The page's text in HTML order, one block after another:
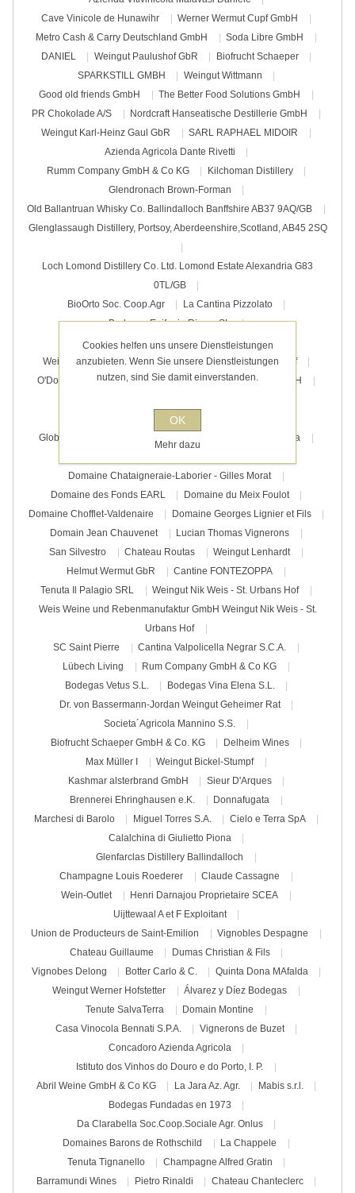
Cave Vinicole de Hunawihr
Werner Wermut Cupf GmbH
Metro Cash & Carry Deutschland GmbH
Soda Libre GmbH
DANIEL
Weingut Paulushof GbR
Biofrucht Schaeper
SPARKSTILL GMBH
Weingut Wittmann
Good old friends GmbH
The Better Food Solutions GmbH
PR Chokolade A/S
Nordcraft Hanseatische Destillerie GmbH
Weingut Karl-Heinz Gaul GbR
SARL RAPHAEL MIDOIR
Azienda Agricola Dante Rivetti
Rumm Company GmbH & Co KG
Kilchoman Distillery
Glendronach Brown-Forman
Old Ballantruan Whisky Co. Ballindalloch Banffshire AB37 9AQ/GB
Glenglassaugh Distillery, Portsoy, Aberdeenshire,Scotland, AB45 2SQ
Loch Lomond Distillery Co. Ltd. Lomond Estate Alexandria G83
0TL/GB
BioOrto Soc. Coop.Agr
La Cantina Pizzolato
Bodegas Epifanio Rivera SL
Schittler Becker "Vereinigte Weingüter" GbR
Weingut Wagner-Stempel
Weingut Korrell Johanneshof
O'Donnell Moonshine GmbH
Von Winning Weingut GmbH
Piekfeine Brände e.K. - Birgitta Rust
Global Premium Brands S.A.
Quinta da Lixa. Acricola Lda
Domaine Chataigneraie-Laborier - Gilles Morat
Domaine des Fonds EARL
Domaine du Meix Foulot
Domaine Chofflet-Valdenaire
Domaine Georges Lignier et Fils
Domain Jean Chauvenet
Lucian Thomas Vignerons
San Silvestro
Chateau Routas
Weingut Lenhardt
Helmut Wermut GbR
Cantine FONTEZOPPA
Tenuta Il Palagio SRL
Weingut Nik Weis - St. Urbans Hof
Weis Weine und Rebenmanufaktur GmbH Weingut Nik Weis - St.
Urbans Hof
SC Saint Pierre
Cantina Valpolicella Negrar S.C.A.
Lübech Living
Rum Company GmbH & Co KG
Bodegas Vetus S.L.
Bodegas Vina Elena S.L.
Dr. von Bassermann-Jordan Weingut Geheimer Rat
Societa´Agricola Mannino S.S.
Biofrucht Schaeper GmbH & Co. KG
Delheim Wines
Max Müller I
Weingut Bickel-Stumpf
Kashmar alsterbrand GmbH
Sieur D'Arques
Brennerei Ehringhausen e.K.
Donnafugata
Marchesi di Barolo
Miguel Torres S.A.
Cielo e Terra SpA
Calalchina di Giulietto Piona
Glenfarclas Distillery Ballindalloch
Champagne Louis Roederer
Claude Cassagne
Wein-Outlet
Henri Darnajou Proprietaire SCEA
Uijttewaal A et F Exploitant
Union de Producteurs de Saint-Emilion
Vignobles Despagne
Chateau Guillaume
Dumas Christian & Fils
Vignobes Delong
Botter Carlo & C.
Quinta Dona MAfalda
Weingut Werner Hofstetter
Álvarez y Díez Bodegas
Tenute SalvaTerra
Domain Montine
Casa Vinocola Bennati S.P.A.
Vignerons de Buzet
Concadoro Azienda Agricola
Istituto dos Vinhos do Douro e do Porto, I. P.
Abril Weine GmbH & Co KG
La Jara Az. Agr.
Mabis s.r.l.
Bodegas Fundadas en 1973
Da Clarabella Soc.Coop.Sociale Agr. Onlus
Domaines Barons de Rothschild
La Chappele
Tenuta Tignanello
Champagne Alfred Gratin
Barramundi Wines
Pietro Rinaldi Chateau Chanteclerc
Cookies helfen uns unsere Dienstleistungen
anzubieten. Wenn Sie unsere Dienstleistungen
nutzen, sind Sie damit einverstanden.
OK
Mehr dazu